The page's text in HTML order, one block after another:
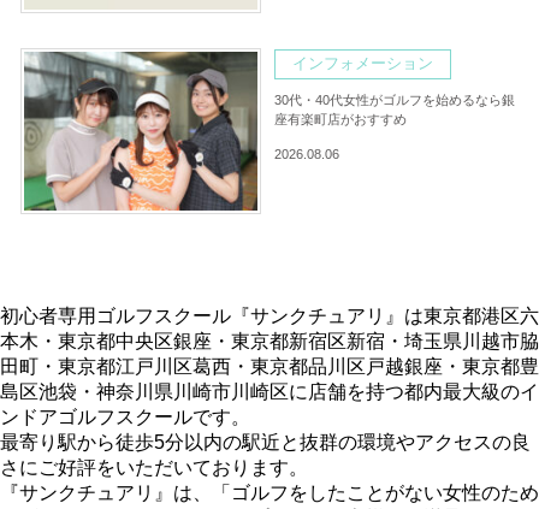
インフォメーション
30代・40代女性がゴルフを始めるなら銀
座有楽町店がおすすめ
2026.08.06
初心者専用ゴルフスクール『サンクチュアリ』は東京都港区六
本木・東京都中央区銀座・東京都新宿区新宿・埼玉県川越市脇
田町・東京都江戸川区葛西・東京都品川区戸越銀座・東京都豊
島区池袋・神奈川県川崎市川崎区に店舗を持つ都内最大級のイ
ンドアゴルフスクールです。
最寄り駅から徒歩5分以内の駅近と抜群の環境やアクセスの良
さにご好評をいただいております。
『サンクチュアリ』は、「ゴルフをしたことがない女性のため